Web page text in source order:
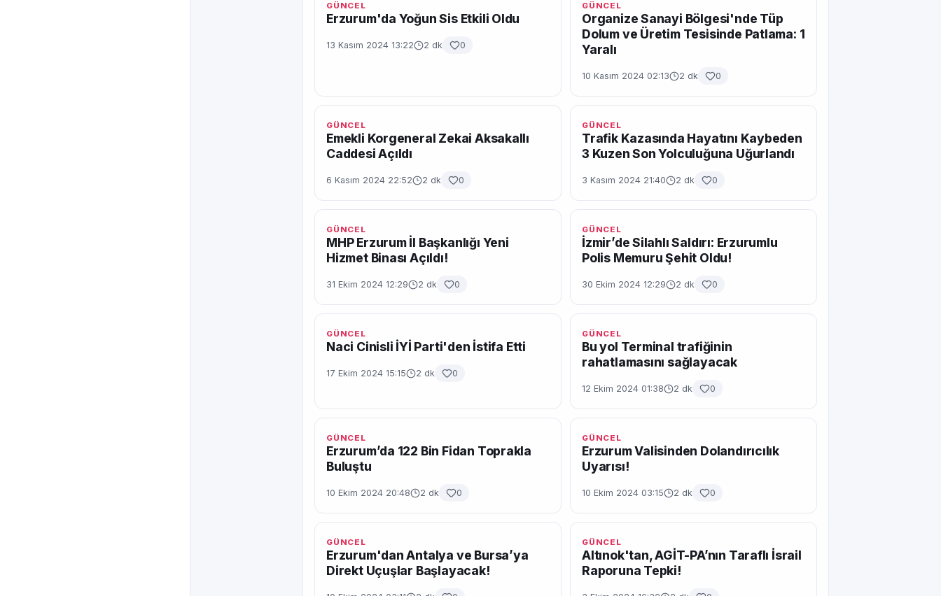
GÜNCEL
Erzurum'da Yoğun Sis Etkili Oldu
13 Kasım 2024 13:22 2 dk 0
GÜNCEL
Organize Sanayi Bölgesi'nde Tüp
Dolum ve Üretim Tesisinde Patlama: 1
Yaralı
10 Kasım 2024 02:13 2 dk 0
GÜNCEL
Emekli Korgeneral Zekai Aksakallı
Caddesi Açıldı
6 Kasım 2024 22:52 2 dk 0
GÜNCEL
Trafik Kazasında Hayatını Kaybeden
3 Kuzen Son Yolculuğuna Uğurlandı
3 Kasım 2024 21:40 2 dk 0
GÜNCEL
MHP Erzurum İl Başkanlığı Yeni
Hizmet Binası Açıldı!
31 Ekim 2024 12:29 2 dk 0
GÜNCEL
İzmir’de Silahlı Saldırı: Erzurumlu
Polis Memuru Şehit Oldu!
30 Ekim 2024 12:29 2 dk 0
GÜNCEL
Naci Cinisli İYİ Parti'den İstifa Etti
17 Ekim 2024 15:15 2 dk 0
GÜNCEL
Bu yol Terminal trafiğinin
rahatlamasını sağlayacak
12 Ekim 2024 01:38 2 dk 0
GÜNCEL
Erzurum’da 122 Bin Fidan Toprakla
Buluştu
10 Ekim 2024 20:48 2 dk 0
GÜNCEL
Erzurum Valisinden Dolandırıcılık
Uyarısı!
10 Ekim 2024 03:15 2 dk 0
GÜNCEL
Erzurum'dan Antalya ve Bursa’ya
Direkt Uçuşlar Başlayacak!
GÜNCEL
Altınok'tan, AGİT-PA’nın Taraflı İsrail
Raporuna Tepki!